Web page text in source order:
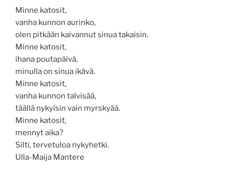
Minne katosit,
vanha kunnon aurinko,
olen pitkään kaivannut sinua takaisin.
Minne katosit,
ihana poutapäivä,
minulla on sinua ikävä.
Minne katosit,
vanha kunnon talvisää,
täällä nykyisin vain myrskyää.
Minne katosit,
mennyt aika?
Silti, tervetuloa nykyhetki.
Ulla-Maija Mantere